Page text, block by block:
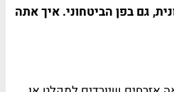
גם בפן הביטחוני. איך אתה